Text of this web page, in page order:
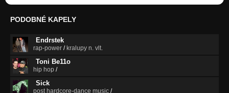
PODOBNÉ KAPELY
Endrstek
rap-power /kralupy n. vlt.
Toni Be11o
hip hop /
Sick
post hardcore-dance music /